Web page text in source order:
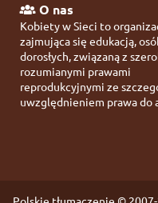
O nas
Kobiety w Sieci to
zajmująca się edukacją,
dorosłych, związaną z
rozumianymi prawami
reprodukcyjnymi ze
uwzględnieniem prawa do